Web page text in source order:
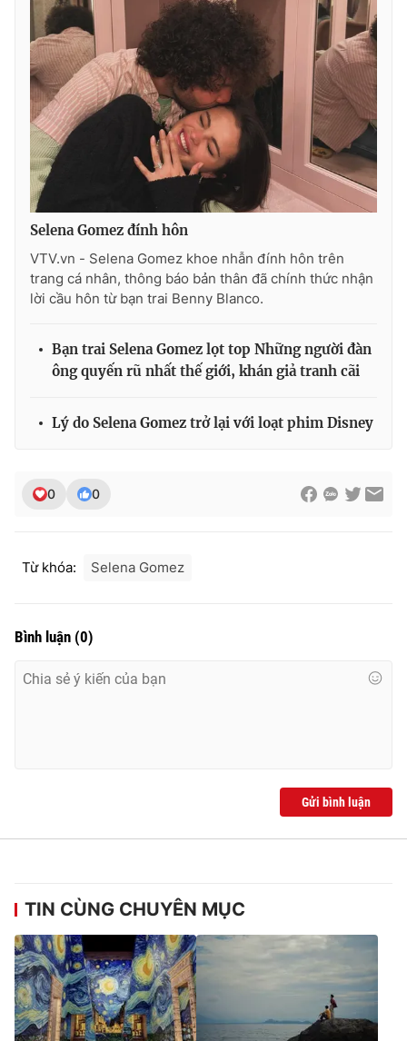
Ðiện thoại Thời báo VTV:024.66 897 897
Email:toasoan@vtv.vn
Liên hệ quảng cáo:024-7300.7108
thông tin từ website này.
Selena Gomez đính hôn
VTV.vn - Selena Gomez khoe nhẫn đính hôn trên
trang cá nhân, thông báo bản thân đã chính thức nhận
lời cầu hôn từ bạn trai Benny Blanco.
Bạn trai Selena Gomez lọt top Những người đàn
ông quyến rũ nhất thế giới, khán giả tranh cãi
Lý do Selena Gomez trở lại với loạt phim Disney
0 0
Từ khóa: Selena Gomez
Bình luận (0)
Gửi bình luận
TIN CÙNG CHUYÊN MỤC